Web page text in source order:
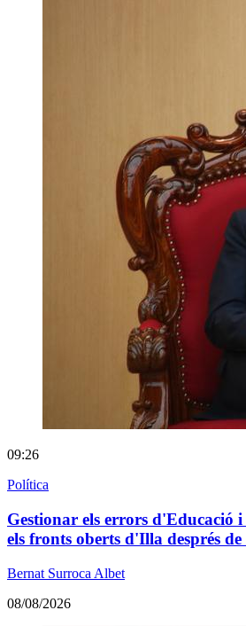
09:26
Política
Gestionar els errors d'Educació
els fronts oberts d'Illa després
Bernat Surroca Albet
08/08/2026